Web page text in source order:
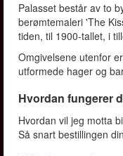
Palasset består av to
berømtemaleri 'The
tiden, til 1900-tallet, i
Omgivelsene utenfor
utformede hager og
Hvordan fungerer
Hvordan vil jeg motta
Så snart bestillingen